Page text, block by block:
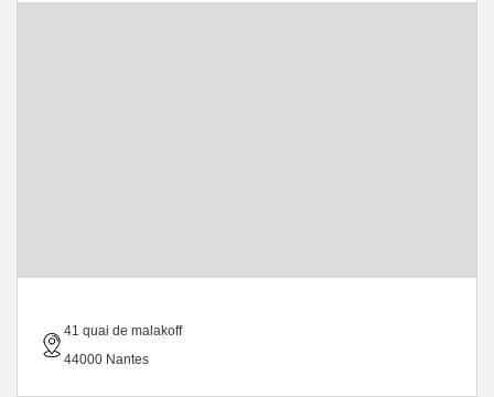
41 quai de malakoff
44000 Nantes